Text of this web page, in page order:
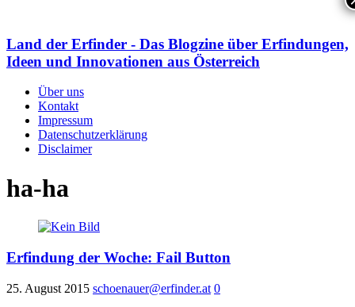
Land der Erfinder - Das Blogzine über Erfindungen,
Ideen und Innovationen aus Österreich
Über uns
Kontakt
Impressum
Datenschutzerklärung
Disclaimer
ha-ha
Erfindung der Woche: Fail Button
25. August 2015 schoenauer@erfinder.at 0